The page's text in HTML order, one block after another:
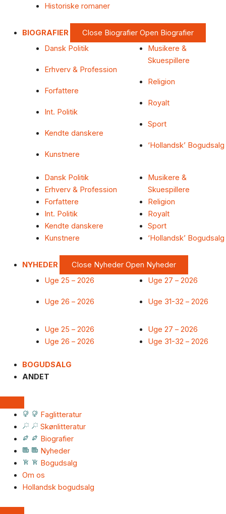
Historiske romaner
BIOGRAFIER Close Biografier Open Biografier
Dansk Politik
Erhverv & Profession
Forfattere
Int. Politik
Kendte danskere
Kunstnere
Musikere &
Skuespillere
Religion
Royalt
Sport
‘Hollandsk’ Bogudsalg
Dansk Politik
Erhverv & Profession
Forfattere
Int. Politik
Kendte danskere
Kunstnere
Musikere &
Skuespillere
Religion
Royalt
Sport
‘Hollandsk’ Bogudsalg
NYHEDER Close Nyheder Open Nyheder
Uge 25 – 2026
Uge 26 – 2026
Uge 27 – 2026
Uge 31-32 – 2026
Uge 25 – 2026
Uge 26 – 2026
Uge 27 – 2026
Uge 31-32 – 2026
BOGUDSALG
ANDET
Faglitteratur
Skønlitteratur
Biografier
Nyheder
Bogudsalg
Om os
Hollandsk bogudsalg